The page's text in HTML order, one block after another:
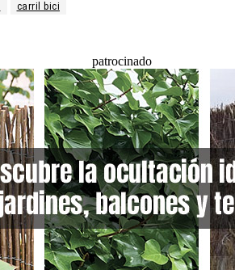
carril bici
patrocinado